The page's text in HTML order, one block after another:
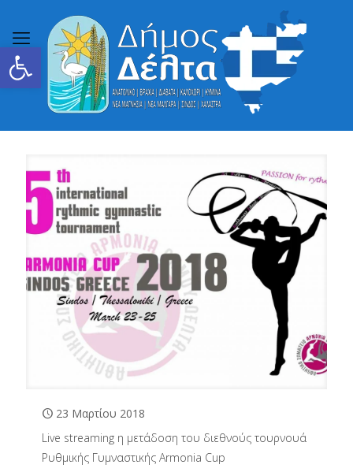
Ανοίξτε τη γραμμή εργαλείων
23 Μαρτίου 2018
Live streaming η μετάδοση του διεθνούς τουρνουά
Ρυθμικής Γυμναστικής Armonia Cup